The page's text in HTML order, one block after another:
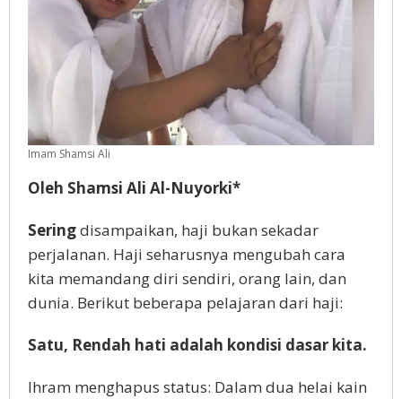
Imam Shamsi Ali
Oleh Shamsi Ali Al-Nuyorki*
Seringdisampaikan, haji bukan sekadar
perjalanan. Haji seharusnya mengubah cara
kita memandang diri sendiri, orang lain, dan
dunia. Berikut beberapa pelajaran dari haji:
Satu, Rendah hati adalah kondisi dasar kita.
Ihram menghapus status: Dalam dua helai kain